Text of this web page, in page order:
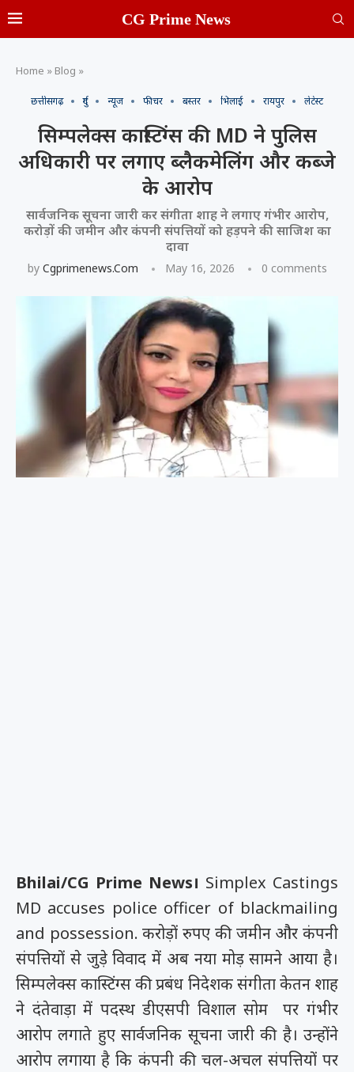
CG Prime News
Home » Blog »
छत्तीसगढ़ दुर्ग न्यूज फीचर बस्तर भिलाई रायपुर लेटेस्ट
सिम्पलेक्स कास्टिंग्स की MD ने पुलिस
अधिकारी पर लगाए ब्लैकमेलिंग और कब्जे
के आरोप
सार्वजनिक सूचना जारी कर संगीता शाह ने लगाए गंभीर आरोप,
करोड़ों की जमीन और कंपनी संपत्तियों को हड़पने की साजिश का
दावा
by Cgprimenews.com May 16, 2026 0 comments
Bhilai/CG Prime News। Simplex Castings
MD accuses police officer of blackmailing
and possession.करोड़ों रुपए की जमीन और कंपनी
संपत्तियों से जुड़े विवाद में अब नया मोड़ सामने आया है।
सिम्पलेक्स कास्टिंग्स की प्रबंध निदेशक संगीता केतन शाह
ने दंतेवाड़ा में पदस्थ डीएसपी विशाल सोम पर गंभीर
आरोप लगाते हुए सार्वजनिक सूचना जारी की है। उन्होंने
आरोप लगाया है कि कंपनी की चल-अचल संपत्तियों पर